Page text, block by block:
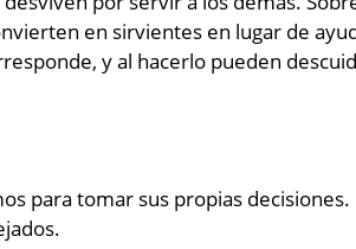
en sirvientes en lugar de
y al hacerlo pueden
para tomar sus propias